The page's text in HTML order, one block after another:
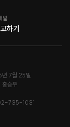
하기
널
년 7월 25일
홍승우
735-1031